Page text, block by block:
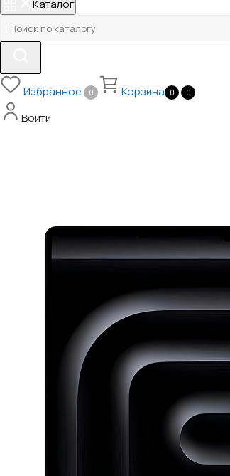
Каталог
Избранное 0 Корзина 0 0
Войти